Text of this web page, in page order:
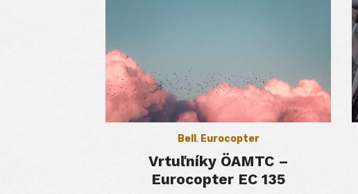
Bell , Eurocopter
Vrtuľníky ÖAMTC –
Eurocopter EC 135